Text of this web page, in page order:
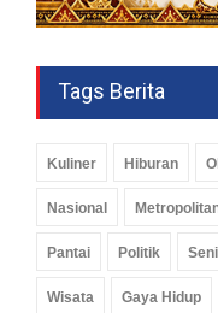
Tags Berita
Kuliner Hiburan
Nasional
Pantai Politik
Wisata Gaya Hidup